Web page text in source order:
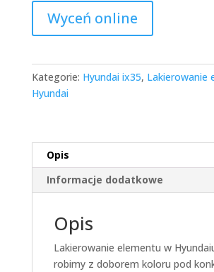
Wyceń online
Kategorie: Hyundai ix35, Lakierowanie
Hyundai
Opis
Informacje dodatkowe
Opis
Lakierowanie elementu w
robimy z doborem koloru pod